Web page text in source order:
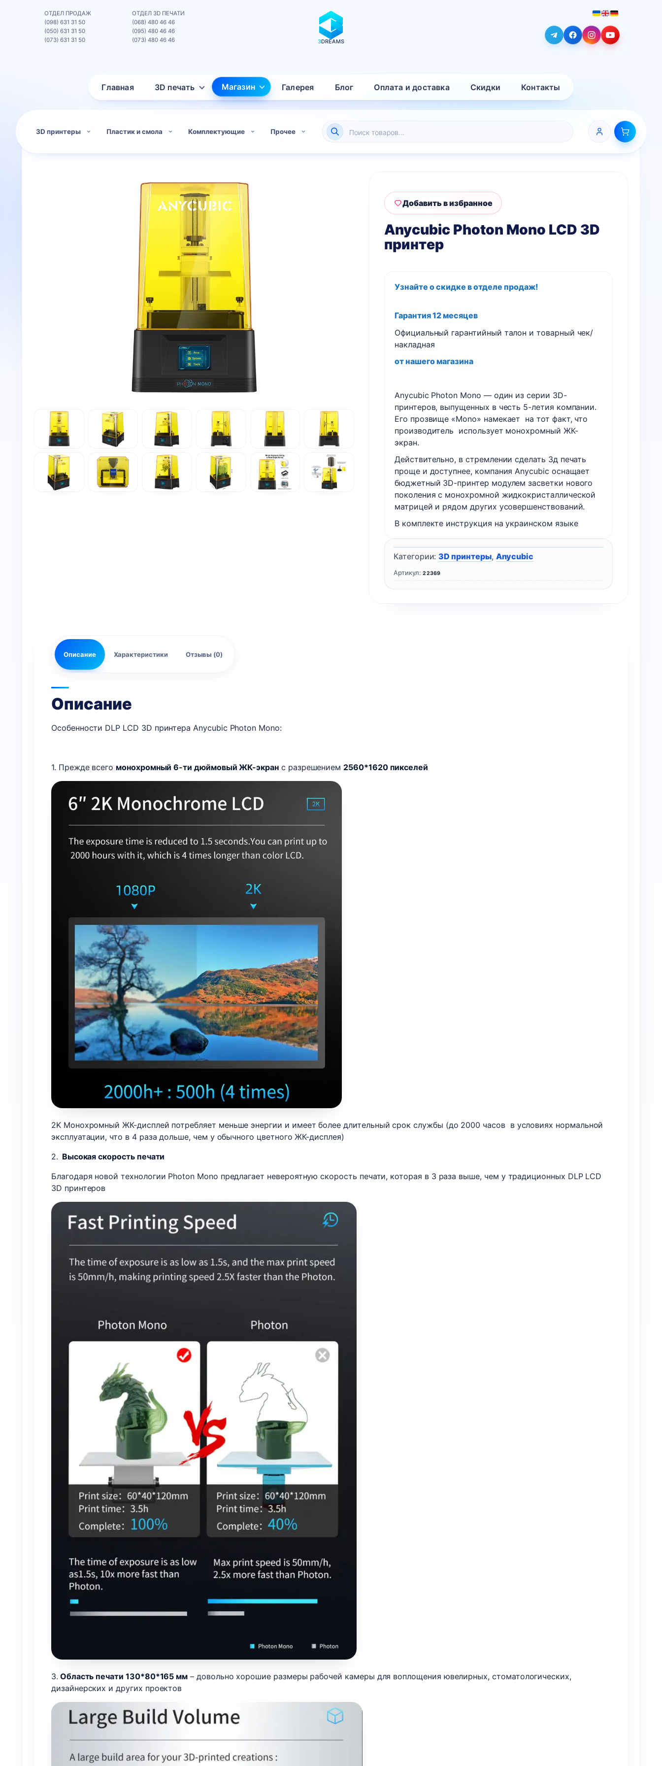
3DREAMS
Главная 3D печать Магазин Галерея Блог Оплата и доставка Скидки Контакты
ОТДЕЛ ПРОДАЖ
(098) 631 31 50
(050) 631 31 50
(073) 631 31 50
ОТДЕЛ 3D ПЕЧАТИ
(068) 480 46 46
(095) 480 46 46
(073) 480 46 46
3D принтеры Пластик и смола Комплектующие Прочее Поиск
Anycubic Photon Mono LCD 3D
принтер
Узнайте о скидке в отделе продаж!
Гарантия 12 месяцев
Официальный гарантийный талон и товарный чек/
накладная
от нашего магазина
Anycubic Photon Mono — один из серии 3D-
принтеров, выпущенных в честь 5-летия компании.
Его прозвище «Mono» намекает на тот факт, что
производитель использует монохромный ЖК-
экран.
Действительно, в стремлении сделать 3д печать
проще и доступнее, компания Anycubic оснащает
бюджетный 3D-принтер модулем засветки нового
поколения с монохромной жидкокристаллической
матрицей и рядом других усовершенствований.
В комплекте инструкция на украинском языке
Добавить в избранное
Артикул:22369
Категории: 3D принтеры, Anycubic
Описание Характеристики Отзывы (0)
Описание
Особенности DLP LCD 3D принтера Anycubic Photon Mono:
1. Прежде всего монохромный 6-ти дюймовый ЖК-экран с разрешением 2560*1620 пикселей
2K Монохромный ЖК-дисплей потребляет меньше энергии и имеет более длительный срок службы (до 2000 часов в условиях нормальной
эксплуатации, что в 4 раза дольше, чем у обычного цветного ЖК-дисплея)
2. Высокая скорость печати
Благодаря новой технологии Photon Mono предлагает невероятную скорость печати, которая в 3 раза выше, чем у традиционных DLP LCD
3D принтеров
3. Область печати 130*80*165 мм – довольно хорошие размеры рабочей камеры для воплощения ювелирных, стоматологических,
дизайнерских и других проектов